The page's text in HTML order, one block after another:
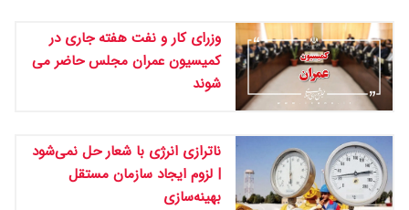
وزرای کار و نفت هفته جاری در
کمیسیون عمران مجلس حاضر می
شوند
ناترازی انرژی با شعار حل نمی‌شود
| لزوم ایجاد سازمان مستقل
بهینه‌سازی